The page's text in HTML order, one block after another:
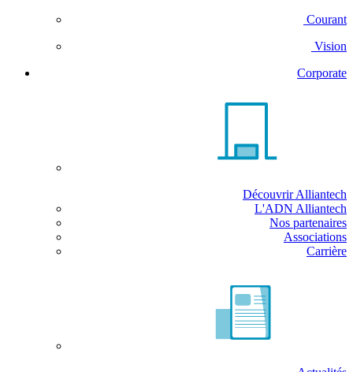
Courant
Vision
Corporate
Découvrir Alliantech
L'ADN Alliantech
Nos partenaires
Associations
Carrière